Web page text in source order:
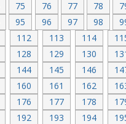
75 76 77 78
95 96 97 98
112 113 114
128 129 130
144 145 146
160 161 162
176 177 178
192 193 194